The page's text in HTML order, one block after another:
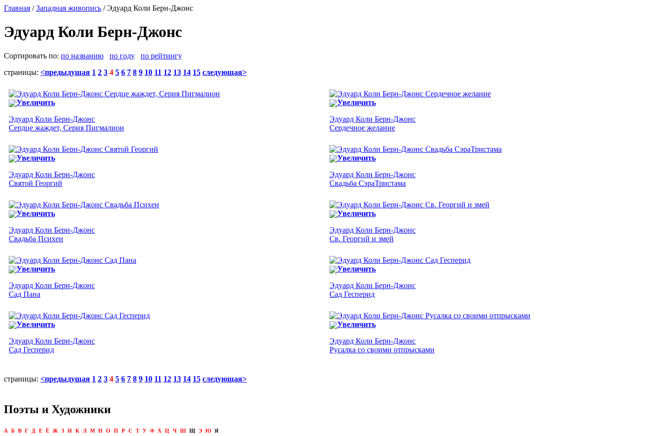
Главная /Западная живопись / Эдуард Коли Берн-Джонс
Эдуард Коли Берн-Джонс
Сортировать по: по названию по году
по рейтингу
страницы: <предыдущая 1 2 3 4 5 6 7 8 9 10 11 12 13 14 15 следующая>
Увеличить
Эдуард Коли Берн-Джонс
Сердце жаждет, Серия Пигмалион
Увеличить
Эдуард Коли Берн-Джонс
Сердечное желание
Увеличить
Эдуард Коли Берн-Джонс
Святой Георгий
Увеличить
Эдуард Коли Берн-Джонс
Свадьба СэраТристама
Увеличить
Эдуард Коли Берн-Джонс
Свадьба Психеи
Увеличить
Эдуард Коли Берн-Джонс
Св. Георгий и змей
Увеличить
Эдуард Коли Берн-Джонс
Сад Пана
Увеличить
Эдуард Коли Берн-Джонс
Сад Гесперид
Увеличить
Эдуард Коли Берн-Джонс
Сад Гесперид
Увеличить
Эдуард Коли Берн-Джонс
Русалка со своими отпрысками
страницы: <предыдущая 1 2 3 4 5 6 7 8 9 10 11 12 13 14 15 следующая>
Поэты и Художники
А Б В Г Д Е Ё Ж З И К Л М Н О П Р С Т У Ф Х Ц Ч Ш Щ Э Ю Я